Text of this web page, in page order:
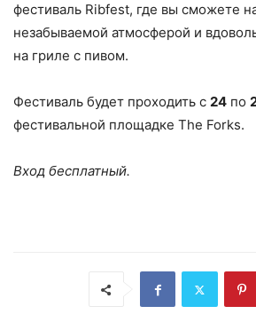
фестиваль Ribfest, где вы сможете
незабываемой атмосферой и
на гриле с пивом.
Фестиваль будет проходить с 24 по
фестивальной площадке The Forks.
Вход бесплатный.